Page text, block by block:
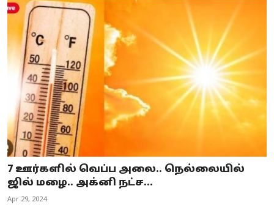
7 ஊர்களில் வெப்ப அலை.. நெல்லையில்
ஜில் மழை.. அக்னி நட்ச...
Apr 29, 2024